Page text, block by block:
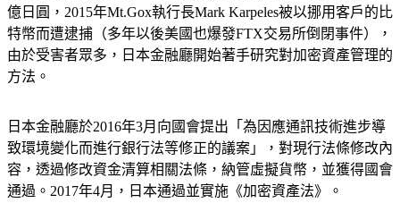
Mt.Gox申請破產事件，公司資產剩下39億日元，負債則有87
億日圓，2015年Mt.Gox執行長Mark Karpeles被以挪用客戶的比
特幣而遭逮捕（多年以後美國也爆發FTX交易所倒閉事件），
由於受害者眾多，日本金融廳開始著手研究對加密資產管理的
日本金融廳於2016年3月向國會提出「為因應通訊技術進步導
致環境變化而進行銀行法等修正的議案」，對現行法條修改內
容，透過修改資金清算相關法條，納管虛擬貨幣，並獲得國會